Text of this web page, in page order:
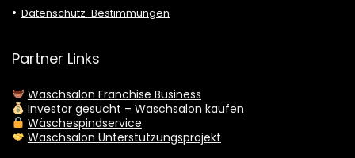
Datenschutz-Bestimmungen
Partner Links
Waschsalon Franchise Business
Investor gesucht – Waschsalon kaufen
Wäschespindservice
Waschsalon Unterstützungsprojekt